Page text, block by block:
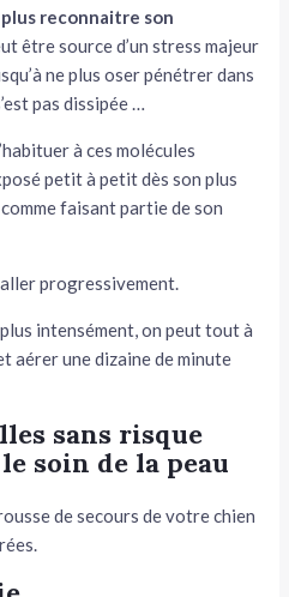
reconnaitre son
être source d’un stress majeur
ne plus oser pénétrer dans
pas dissipée …
à ces molécules
petit à petit dès son plus
faisant partie de son
progressivement.
intensément, on peut tout à
aérer une dizaine de minute
sans risque
soin de la peau
de secours de votre chien